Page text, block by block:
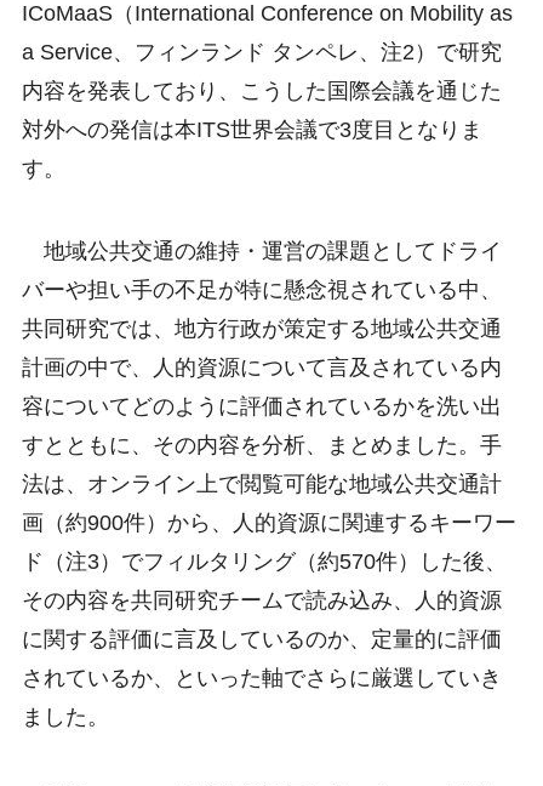
ICoMaaS（International Conference on Mobility as
a Service、フィンランド タンペレ、注2）で研究
内容を発表しており、こうした国際会議を通じた
対外への発信は本ITS世界会議で3度目となりま
す。
地域公共交通の維持・運営の課題としてドライ
バーや担い手の不足が特に懸念視されている中、
共同研究では、地方行政が策定する地域公共交通
計画の中で、人的資源について言及されている内
容についてどのように評価されているかを洗い出
すとともに、その内容を分析、まとめました。手
法は、オンライン上で閲覧可能な地域公共交通計
画（約900件）から、人的資源に関連するキーワー
ド（注3）でフィルタリング（約570件）した後、
その内容を共同研究チームで読み込み、人的資源
に関する評価に言及しているのか、定量的に評価
されているか、といった軸でさらに厳選していき
ました。